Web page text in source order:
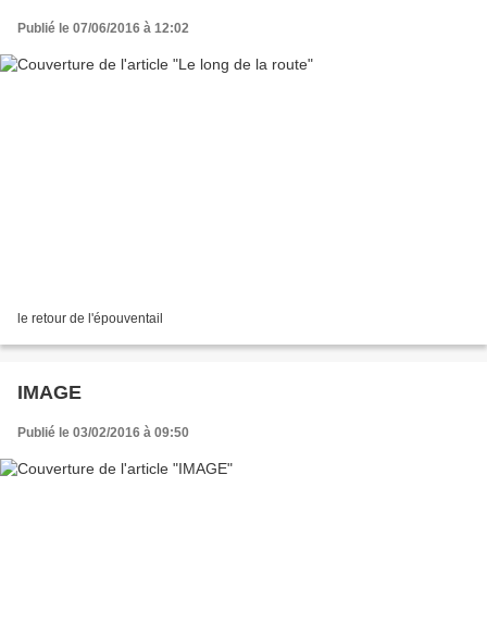
Publié le 07/06/2016 à 12:02
le retour de l'épouventail
IMAGE
Publié le 03/02/2016 à 09:50